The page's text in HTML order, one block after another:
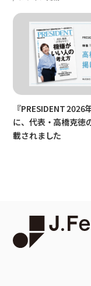
『PRESIDENT
に、代表・高橋克徳
載されました